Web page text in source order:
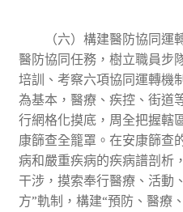
（六）構建醫防協同運
醫防協同任務，樹立職員步
培訓、考察六項協同運轉機
為基本，醫療、疾控、街道
行網格化摸底，周全把握轄
康篩查全籠罩。在安康篩查
病和嚴重疾病的疾病譜剖析
干涉，摸索奉行醫療、活動
方”軌制，構建“預防、醫療